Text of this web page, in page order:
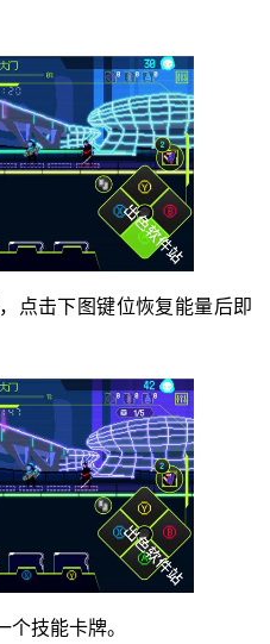
点击下图键位恢复能量后即
技能卡牌。